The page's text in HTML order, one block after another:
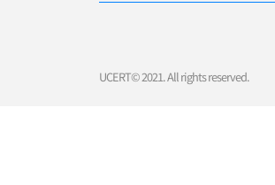
UCERT© 2021. All rights reserved.